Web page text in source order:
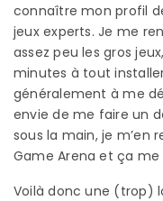
connaître mon profil
jeux experts. Je me
assez peu les gros
minutes à tout
généralement à me
envie de me faire un
sous la main, je m’en
Game Arena et ça
Voilà donc une (trop)